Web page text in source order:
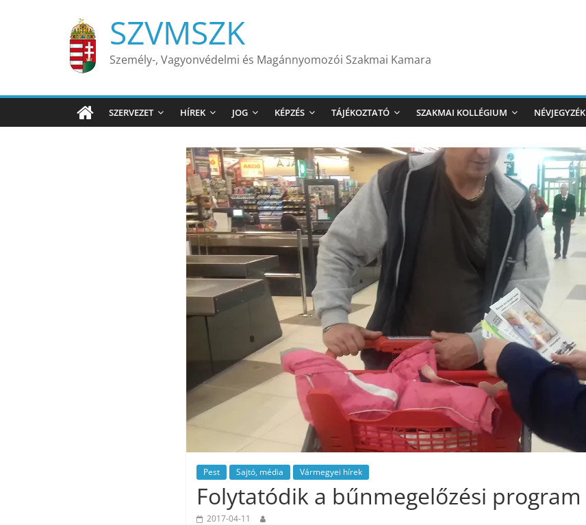
SZVMSZK
Személy-, Vagyonvédelmi és Magánnyomozói Szakmai Kamara
SZERVEZET HÍREK JOG KÉPZÉS TÁJÉKOZTATÓ SZAKMAI KOLLÉGIUM NÉVJEGYZÉK
Pest Sajtó, média Vármegyei hírek
Folytatódik a bűnmegelőzési program
2017-04-11